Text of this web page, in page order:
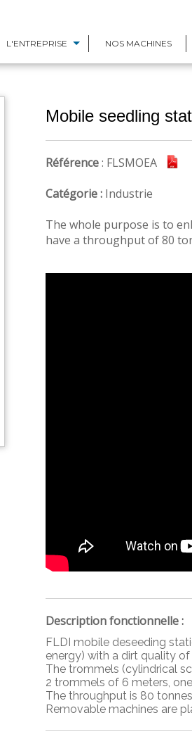
L'ENTREPRISE NOS MACHINES
Mobile seedling
Référence: FLSMOEA
Catégorie : Industrie
The whole purpose is to
have a throughput of 80
Description fonctionnelle :
FLDI mobile deseeding
energy) with a dirt quality of
The trommels (cylindrical
2 trommels of 6 meters,
The throughput is 80
Removable machines are